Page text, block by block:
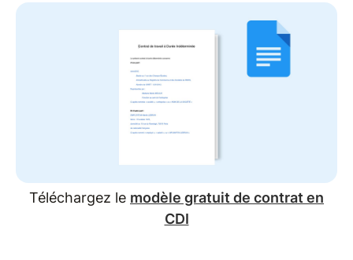
Téléchargez le modèle gratuit de contrat en
CDI